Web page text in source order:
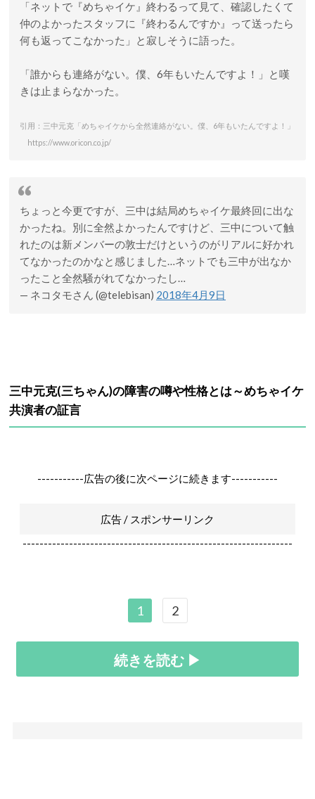
「ネットで『めちゃイケ』終わるって見て、確認したくて
仲のよかったスタッフに『終わるんですか』って送ったら
何も返ってこなかった」と寂しそうに語った。
「誰からも連絡がない。僕、6年もいたんですよ！」と嘆
きは止まらなかった。
引用：三中元克「めちゃイケから全然連絡がない。僕、6年もいたんですよ！」
https://www.oricon.co.jp/
ちょっと今更ですが、三中は結局めちゃイケ最終回に出な
かったね。別に全然よかったんですけど、三中について触
れたのは新メンバーの敦士だけというのがリアルに好かれ
てなかったのかなと感じました…ネットでも三中が出なか
ったこと全然騒がれてなかったし…
— ネコタモさん (@telebisan) 2018年4月9日
三中元克(三ちゃん)の障害の噂や性格とは～めちゃイケ
共演者の証言
-----------広告の後に次ページに続きます-----------
広告 / スポンサーリンク
----------------------------------------------------------------
1 2
続きを読む ▶